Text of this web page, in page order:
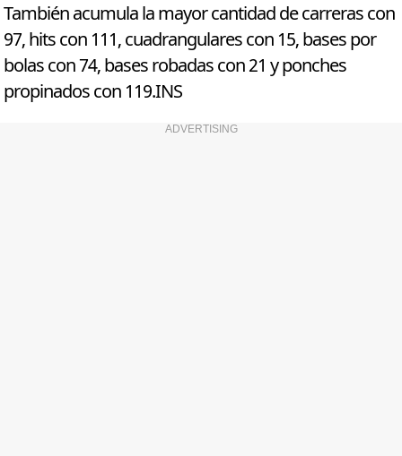
También acumula la mayor cantidad de carreras con
97, hits con 111, cuadrangulares con 15, bases por
bolas con 74, bases robadas con 21 y ponches
propinados con 119.INS
ADVERTISING